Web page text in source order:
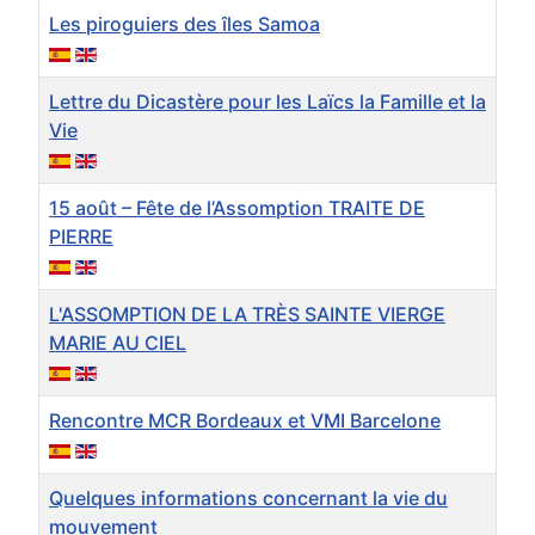
Les piroguiers des îles Samoa
Lettre du Dicastère pour les Laïcs la Famille et la
Vie
15 août – Fête de l’Assomption TRAITE DE
PIERRE
L'ASSOMPTION DE LA TRÈS SAINTE VIERGE
MARIE AU CIEL
Rencontre MCR Bordeaux et VMI Barcelone
Quelques informations concernant la vie du
mouvement